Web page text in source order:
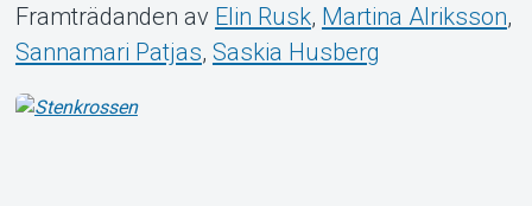
Framträdanden av Elin Rusk, Martina Alriksson,
Sannamari Patjas, Saskia Husberg